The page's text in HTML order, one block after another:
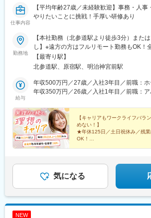
仕事内容
【平均年齢27歳／未経験歓迎】事務・人
やりたいことに挑戦！手厚い研修あり
勤務地
【本社勤務（北参道駅より徒歩3分）また
し】※遠方の方はフルリモート勤務もOK！
す！※研修は本社（東京）にて実施■本社東
51-10 PORTALPOINT HARAJUKU FD-13
線「千駄ヶ谷駅」より徒歩8分・都営地下
出口より徒歩8分＝＝＝＝＝＝＝＝＞＞
越し支援・家賃補助などをサポートしま
ートワークが可能週3日リモートワークの先
リモート勤務もOK！ライフステージの変化
き方ができます。
【最寄り駅】
北参道駅、原宿駅、明治神宮前駅
給与
年収500万円／27歳／入社3年目／前職：
年収350万円／26歳／入社1年目／前職：
【キャリアもワークライフバラ
めない！】
★年休125日／土日祝休み／残
OK！
気になる
NEW